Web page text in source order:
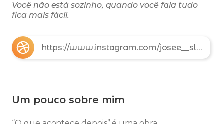
Você não está sozinho, quando você fala tudo
fica mais fácil.
https://www.instagram.com/josee__slv?igsh=MXdrMTJmdmxmamJqdA==
Um pouco sobre mim